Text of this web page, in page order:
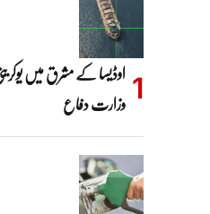
اوڈیسا کے مشرق میں
وزارت دفاع